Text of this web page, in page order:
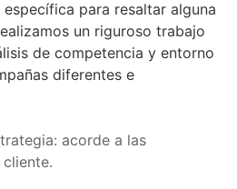
para resaltar alguna
un riguroso trabajo
de competencia y entorno
diferentes e
acorde a las